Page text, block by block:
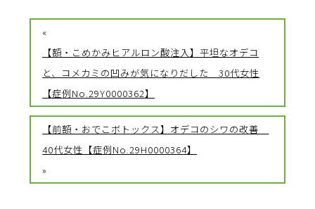
«
【額・こめかみヒアルロン酸注入】平坦なオデコ
と、コメカミの凹みが気になりだした 30代女性
【症例No.29Y0000362】
【前額・おでこボトックス】オデコのシワの改善
40代女性【症例No.29H0000364】
»